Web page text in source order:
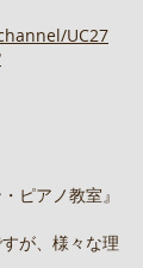
UC27
ピアノ教室』
が、様々な理